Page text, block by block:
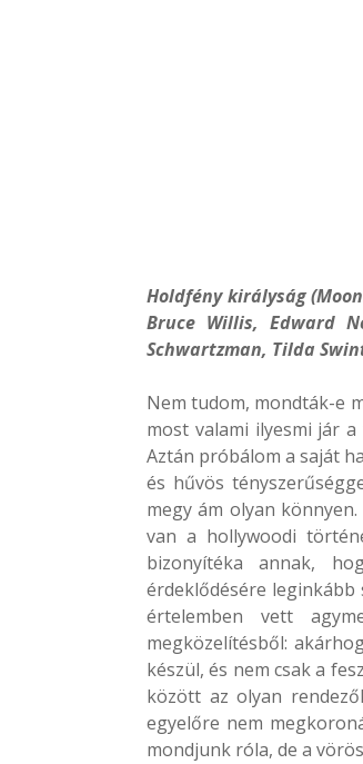
Holdfény királyság
Bruce Willis, Edward
Schwartzman, Tilda
Nem tudom, mondták-e
most valami ilyesmi jár
Aztán próbálom a saját
és hűvös
megy ám olyan
van a hollywoodi
bizonyítéka annak,
érdeklődésére
értelemben vett
megközelítésből:
készül, és nem csak a
között az olyan
egyelőre nem
mondjunk róla, de a